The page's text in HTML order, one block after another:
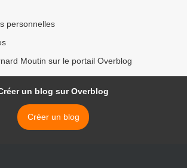
personnelles
Moutin sur le portail Overblog
un blog sur Overblog
Créer un blog